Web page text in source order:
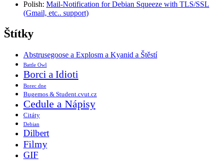
Polish: Mail-Notification for Debian Squeeze with TLS/SSL
(Gmail, etc.. support)
Štítky
Abstrusegoose a Explosm a Kyanid a Štěstí
Battle Owl
Borci a Idioti
Borec dne
Bugemos & Student.cvut.cz
Cedule a Nápisy
Citáty
Debian
Dilbert
Filmy
GIF